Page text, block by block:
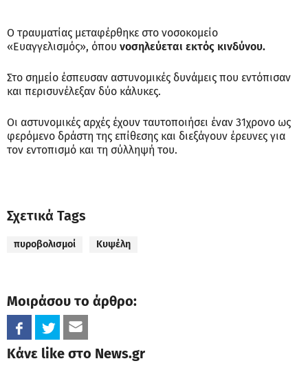
Ο τραυματίας μεταφέρθηκε στο νοσοκομείο
«Ευαγγελισμός», όπου νοσηλεύεται εκτός κινδύνου.
Στο σημείο έσπευσαν αστυνομικές δυνάμεις που εντόπισαν
και περισυνέλεξαν δύο κάλυκες.
Οι αστυνομικές αρχές έχουν ταυτοποιήσει έναν 31χρονο ως
φερόμενο δράστη της επίθεσης και διεξάγουν έρευνες για
τον εντοπισμό και τη σύλληψή του.
Σχετικά Tags
πυροβολισμοί Κυψέλη
Μοιράσου το άρθρο:
Κάνε like στο News.gr